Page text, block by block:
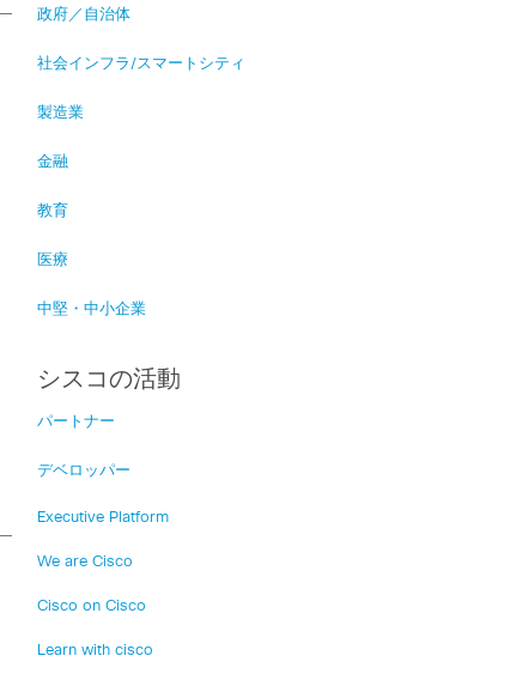
政府／自治体
社会インフラ/スマートシティ
製造業
金融
教育
医療
中堅・中小企業
シスコの活動
パートナー
デベロッパー
Executive Platform
We are Cisco
Cisco on Cisco
Learn with cisco